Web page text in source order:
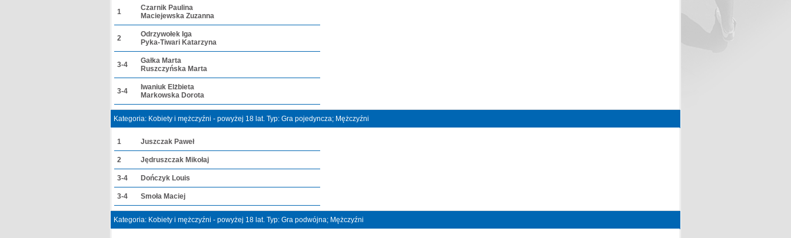
1
Czarnik Paulina
Maciejewska Zuzanna
2
Odrzywołek Iga
Pyka-Tiwari Katarzyna
3-4
Gałka Marta
Ruszczyńska Marta
3-4
Iwaniuk Elżbieta
Markowska Dorota
Kategoria: Kobiety i mężczyźni - powyżej 18 lat. Typ: Gra pojedyncza; Mężczyźni
1 Juszczak Paweł
2 Jędruszczak Mikołaj
3-4 Dończyk Louis
3-4 Smoła Maciej
Kategoria: Kobiety i mężczyźni - powyżej 18 lat. Typ: Gra podwójna; Mężczyźni